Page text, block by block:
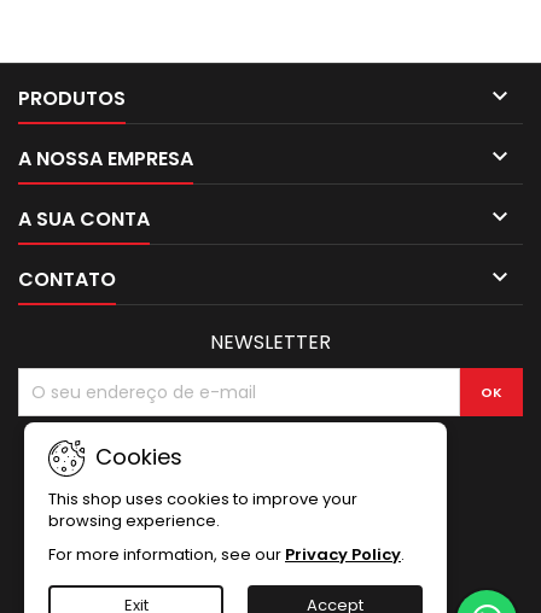
PRODUTOS 
A NOSSA EMPRESA 
A SUA CONTA 
CONTATO 
Cookies
This shop uses cookies to improve your
browsing experience.
For more information, see our Privacy Policy.
Exit Accept
NEWSLETTER